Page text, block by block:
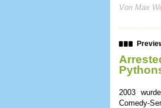
Von Max
2003
Comedy-